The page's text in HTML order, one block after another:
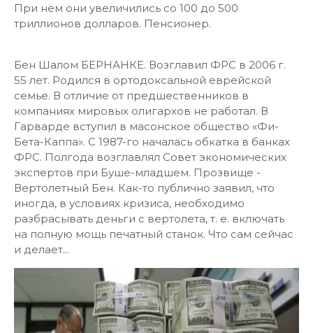
При нем они увеличились со 100 до 500
триллионов долларов. Пенсионер.
Бен Шалом БЕРНАНКЕ. Возглавил ФРС в 2006 г.
55 лет. Родился в ортодоксальной еврейской
семье. В отличие от предшественников в
компаниях мировых олигархов не работал. В
Гарварде вступил в масонское общество «Фи-
Бета-Каппа». С 1987-го началась обкатка в банках
ФРС. Полгода возглавлял Совет экономических
экспертов при Буше-младшем. Прозвище -
Вертолетный Бен. Как-то публично заявил, что
иногда, в условиях кризиса, необходимо
разбрасывать деньги с вертолета, т. е. включать
на полную мощь печатный станок. Что сам сейчас
и делает...